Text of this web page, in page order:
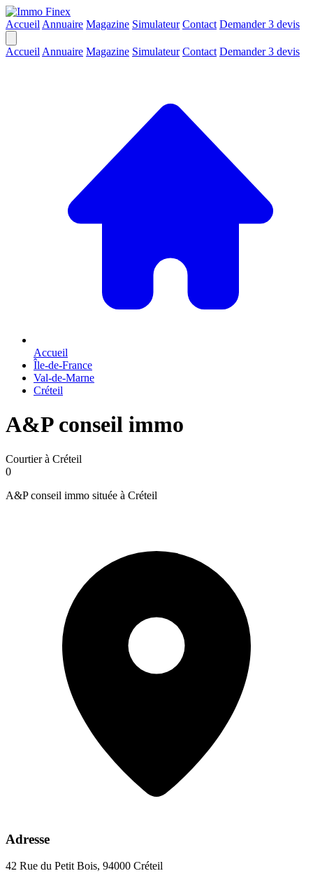
Accueil Annuaire Magazine Simulateur Contact Demander 3 devis
Accueil Annuaire Magazine Simulateur Contact Demander 3 devis
Accueil
Île-de-France
Val-de-Marne
Créteil
A&P conseil immo
Courtier à Créteil
0
A&P conseil immo située à Créteil
Adresse
42 Rue du Petit Bois, 94000 Créteil